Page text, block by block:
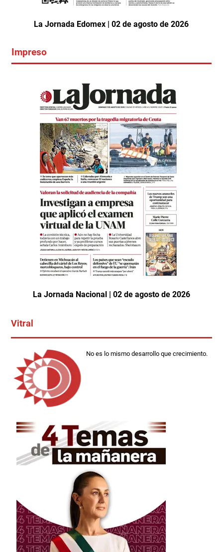
La Jornada Edomex | 02 de agosto de 2026
Impreso
La Jornada Nacional | 02 de agosto de 2026
Vitral
No es lo mismo desarrollo que crecimiento.